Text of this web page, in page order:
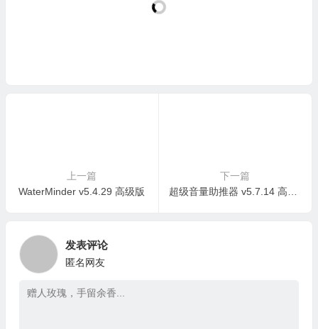
上一篇
WaterMinder v5.4.29 高级版
下一篇
发表评论
匿名网友